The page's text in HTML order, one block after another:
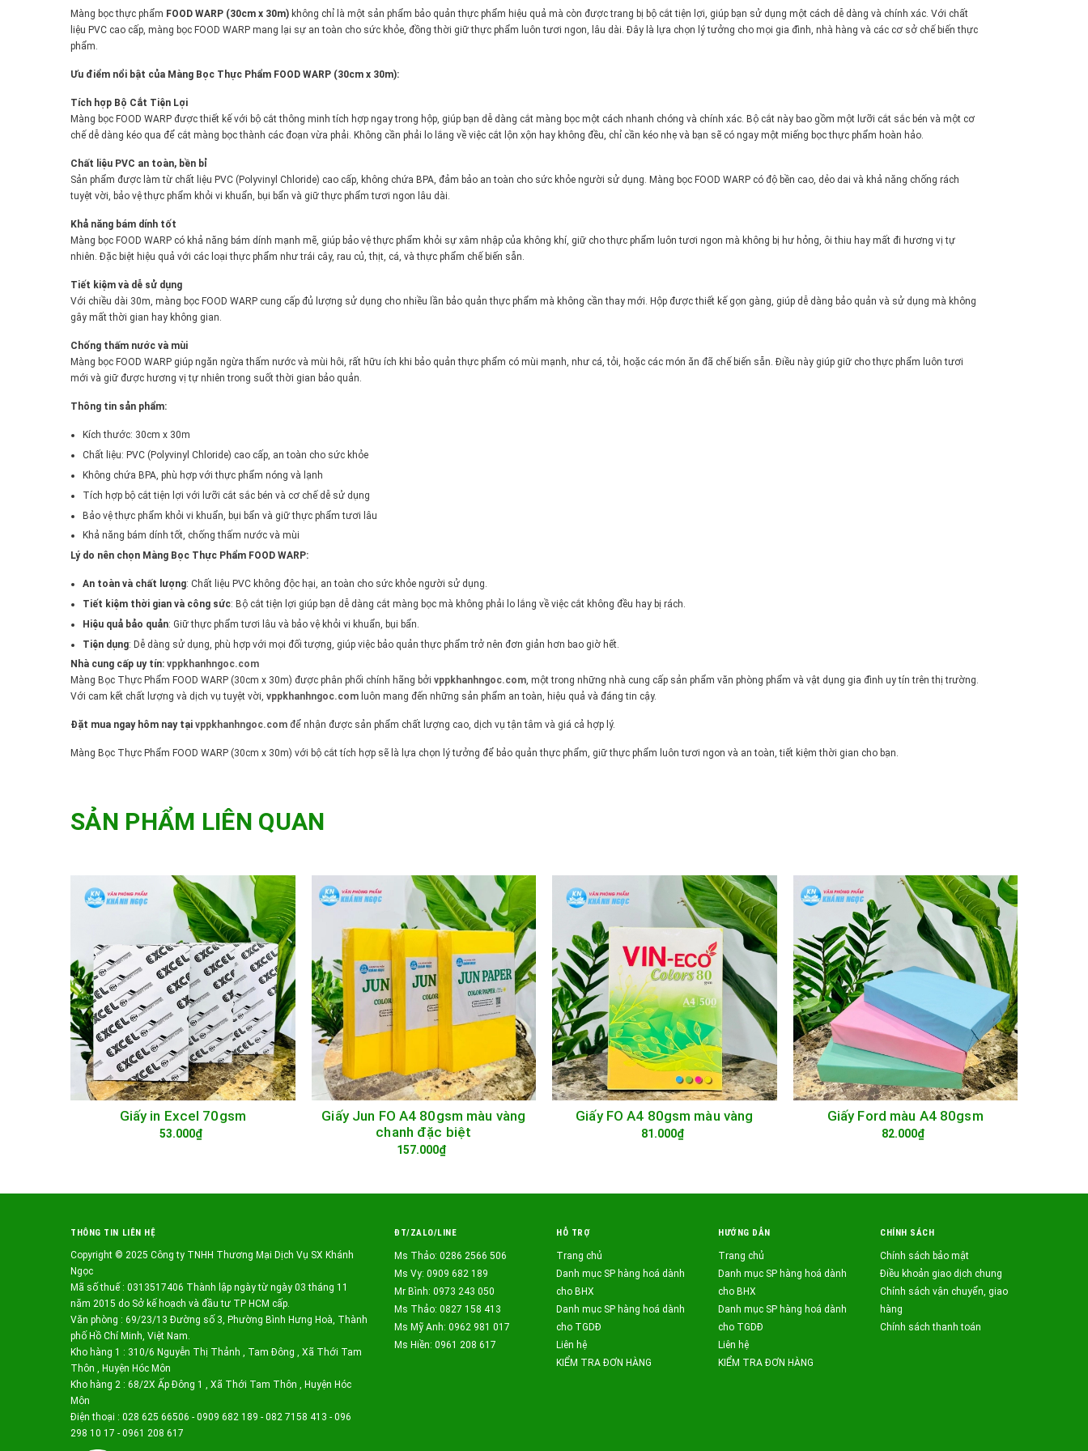
Màng bọc thực phẩm FOOD WARP (30cm x 30m) không chỉ là một sản phẩm bảo quản thực phẩm hiệu quả mà còn được trang bị bộ cắt tiện lợi, giúp bạn sử dụng một cách dễ dàng và chính xác. Với chất
liệu PVC cao cấp, màng bọc FOOD WARP mang lại sự an toàn cho sức khỏe, đồng thời giữ thực phẩm luôn tươi ngon, lâu dài. Đây là lựa chọn lý tưởng cho mọi gia đình, nhà hàng và các cơ sở chế biến thực
phẩm.
Ưu điểm nổi bật của Màng Bọc Thực Phẩm FOOD WARP (30cm x 30m):
Tích hợp Bộ Cắt Tiện Lợi
Màng bọc FOOD WARP được thiết kế với bộ cắt thông minh tích hợp ngay trong hộp, giúp bạn dễ dàng cắt màng bọc một cách nhanh chóng và chính xác. Bộ cắt này bao gồm một lưỡi cắt sắc bén và một cơ
chế dễ dàng kéo qua để cắt màng bọc thành các đoạn vừa phải. Không cần phải lo lắng về việc cắt lộn xộn hay không đều, chỉ cần kéo nhẹ và bạn sẽ có ngay một miếng bọc thực phẩm hoàn hảo.
Chất liệu PVC an toàn, bền bỉ
Sản phẩm được làm từ chất liệu PVC (Polyvinyl Chloride) cao cấp, không chứa BPA, đảm bảo an toàn cho sức khỏe người sử dụng. Màng bọc FOOD WARP có độ bền cao, dẻo dai và khả năng chống rách
tuyệt vời, bảo vệ thực phẩm khỏi vi khuẩn, bụi bẩn và giữ thực phẩm tươi ngon lâu dài.
Khả năng bám dính tốt
Màng bọc FOOD WARP có khả năng bám dính mạnh mẽ, giúp bảo vệ thực phẩm khỏi sự xâm nhập của không khí, giữ cho thực phẩm luôn tươi ngon mà không bị hư hỏng, ôi thiu hay mất đi hương vị tự
nhiên. Đặc biệt hiệu quả với các loại thực phẩm như trái cây, rau củ, thịt, cá, và thực phẩm chế biến sẵn.
Tiết kiệm và dễ sử dụng
Với chiều dài 30m, màng bọc FOOD WARP cung cấp đủ lượng sử dụng cho nhiều lần bảo quản thực phẩm mà không cần thay mới. Hộp được thiết kế gọn gàng, giúp dễ dàng bảo quản và sử dụng mà không
gây mất thời gian hay không gian.
Chống thấm nước và mùi
Màng bọc FOOD WARP giúp ngăn ngừa thấm nước và mùi hôi, rất hữu ích khi bảo quản thực phẩm có mùi mạnh, như cá, tỏi, hoặc các món ăn đã chế biến sẵn. Điều này giúp giữ cho thực phẩm luôn tươi
mới và giữ được hương vị tự nhiên trong suốt thời gian bảo quản.
Thông tin sản phẩm:
Kích thước: 30cm x 30m
Chất liệu: PVC (Polyvinyl Chloride) cao cấp, an toàn cho sức khỏe
Không chứa BPA, phù hợp với thực phẩm nóng và lạnh
Tích hợp bộ cắt tiện lợi với lưỡi cắt sắc bén và cơ chế dễ sử dụng
Bảo vệ thực phẩm khỏi vi khuẩn, bụi bẩn và giữ thực phẩm tươi lâu
Khả năng bám dính tốt, chống thấm nước và mùi
Lý do nên chọn Màng Bọc Thực Phẩm FOOD WARP:
An toàn và chất lượng: Chất liệu PVC không độc hại, an toàn cho sức khỏe người sử dụng.
Tiết kiệm thời gian và công sức: Bộ cắt tiện lợi giúp bạn dễ dàng cắt màng bọc mà không phải lo lắng về việc cắt không đều hay bị rách.
Hiệu quả bảo quản: Giữ thực phẩm tươi lâu và bảo vệ khỏi vi khuẩn, bụi bẩn.
Tiện dụng: Dễ dàng sử dụng, phù hợp với mọi đối tượng, giúp việc bảo quản thực phẩm trở nên đơn giản hơn bao giờ hết.
Nhà cung cấp uy tín: vppkhanhngoc.com
Màng Bọc Thực Phẩm FOOD WARP (30cm x 30m) được phân phối chính hãng bởi vppkhanhngoc.com, một trong những nhà cung cấp sản phẩm văn phòng phẩm và vật dụng gia đình uy tín trên thị trường.
Với cam kết chất lượng và dịch vụ tuyệt vời, vppkhanhngoc.com luôn mang đến những sản phẩm an toàn, hiệu quả và đáng tin cậy.
Đặt mua ngay hôm nay tại vppkhanhngoc.com để nhận được sản phẩm chất lượng cao, dịch vụ tận tâm và giá cả hợp lý.
Màng Bọc Thực Phẩm FOOD WARP (30cm x 30m) với bộ cắt tích hợp sẽ là lựa chọn lý tưởng để bảo quản thực phẩm, giữ thực phẩm luôn tươi ngon và an toàn, tiết kiệm thời gian cho bạn.
SẢN PHẨM LIÊN QUAN
TÙY CHỌN
Giấy in Excel 70gsm
53.000₫
GIỎ HÀNG
Giấy Jun FO A4 80gsm màu vàng
chanh đặc biệt
157.000₫
GIỎ HÀNG
Giấy FO A4 80gsm màu vàng
81.000₫
TÙY CHỌN
Giấy Ford màu A4 80gsm
82.000₫
THÔNG TIN LIÊN HỆ
Copyright © 2025 Công ty TNHH Thương Mại Dịch Vụ SX Khánh
Ngọc
Mã số thuế : 0313517406 Thành lập ngày từ ngày 03 tháng 11
năm 2015 do Sở kế hoạch và đầu tư TP HCM cấp.
Văn phòng : 69/23/13 Đường số 3, Phường Bình Hưng Hoà, Thành
phố Hồ Chí Minh, Việt Nam.
Kho hàng 1 : 310/6 Nguyễn Thị Thảnh , Tam Đông , Xã Thới Tam
Thôn , Huyện Hóc Môn
Kho hàng 2 : 68/2X Ấp Đông 1 , Xã Thới Tam Thôn , Huyện Hóc
Môn
Điện thoại : 028 625 66506 - 0909 682 189 - 082 7158 413 - 096
298 10 17 - 0961 208 617
ĐT/ZALO/LINE
Ms Thảo: 0286 2566 506
Ms Vy: 0909 682 189
Mr Bình: 0973 243 050
Ms Thảo: 0827 158 413
Ms Mỹ Anh: 0962 981 017
Ms Hiền: 0961 208 617
HỖ TRỢ
Trang chủ
Danh mục SP hàng hoá dành
cho BHX
Danh mục SP hàng hoá dành
cho TGDĐ
Liên hệ
KIỂM TRA ĐƠN HÀNG
HƯỚNG DẪN
Trang chủ
Danh mục SP hàng hoá dành
cho BHX
Danh mục SP hàng hoá dành
cho TGDĐ
Liên hệ
KIỂM TRA ĐƠN HÀNG
CHÍNH SÁCH
Chính sách bảo mật
Điều khoản giao dịch chung
Chính sách vận chuyển, giao
hàng
Chính sách thanh toán